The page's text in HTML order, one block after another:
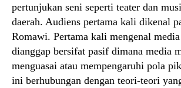
pertunjukan seni seperti teater dan
daerah. Audiens pertama kali dikenal
Romawi. Pertama kali mengenal media
dianggap bersifat pasif dimana media
menguasai atau mempengaruhi pola
ini berhubungan dengan teori-teori